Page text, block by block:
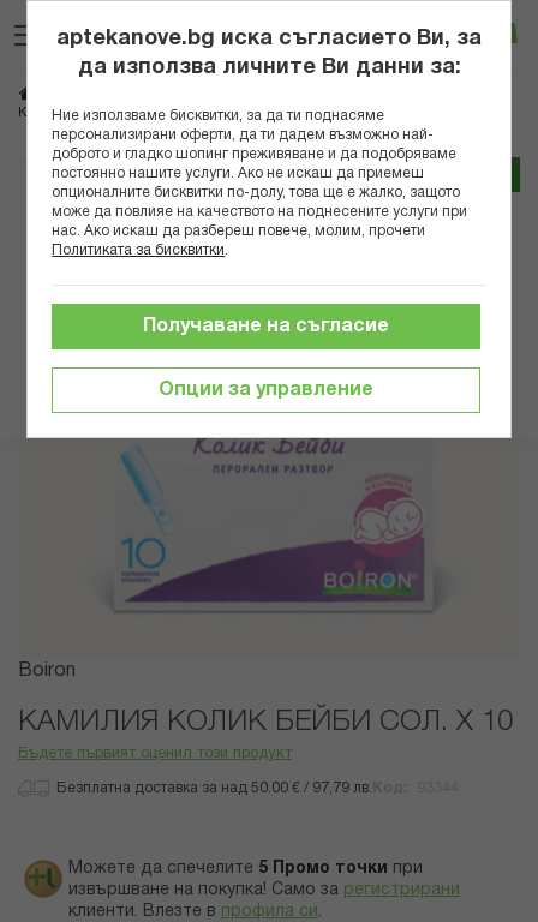
към
съдържанието
Вход
КАМИЛИЯ КОЛИК БЕЙБИ СОЛ. Х 10
Трайно ниска цена онлайн
Преминете
края
Преминете
началото
Boiron
КАМИЛИЯ КОЛИК БЕЙБИ СОЛ. Х 10
Бъдете първият оценил този продукт
Безплатна доставка за над 50.00 € / 97,79 лв.
Можете да спечелите 5 Промо точки
при
извършване на покупка! Само за регистрирани
клиенти. Влезте в профила си .
aptekanove.bg иска съгласието Ви, за
да използва личните Ви данни за:
Ние използваме бисквитки, за да ти поднасяме
персонализирани оферти, да ти дадем възможно най-
доброто и гладко шопинг преживяване и да подобряваме
постоянно нашите услуги. Ако не искаш да приемеш
опционалните бисквитки по-долу, това ще е жалко, защото
може да повлияе на качеството на поднесените услуги при
нас. Ако искаш да разбереш повече, молим, прочети
Политиката за бисквитки
Опции за управление
Получаване на съгласие